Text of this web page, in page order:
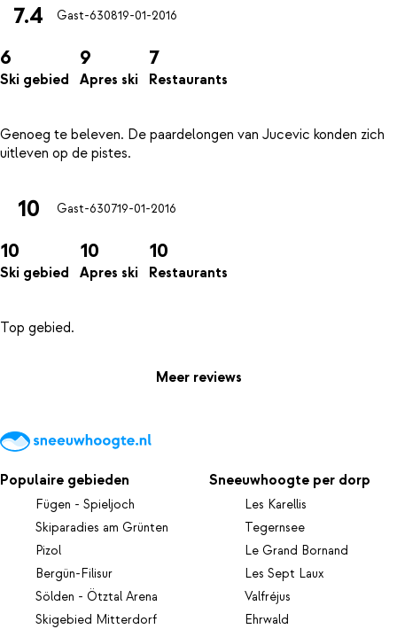
7.4 Gast-630819-01-2016
6
Ski gebied
9
Apres ski
7
Restaurants
Genoeg te beleven. De paardelongen van Jucevic konden zich
10 Gast-630719-01-2016
10
Ski gebied
10
Apres ski
10
Restaurants
Meer reviews
Populaire gebieden
Fügen - Spieljoch
Skiparadies am Grünten
Pizol
Bergün-Filisur
Sölden - Ötztal Arena
Skigebied Mitterdorf
Sneeuwhoogte per dorp
Les Karellis
Tegernsee
Le Grand Bornand
Les Sept Laux
Valfréjus
Ehrwald